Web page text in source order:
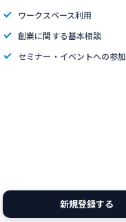
ワークスペース利用
創業に関する基本相談
セミナー・イベントへの参加
新規登録する